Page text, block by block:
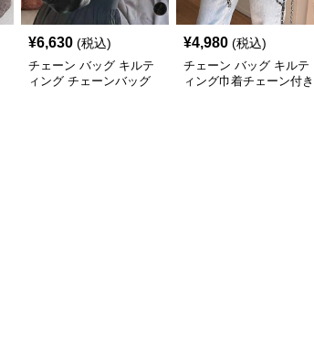
¥6,630 (税込)
チェーン バッグ キルテ
ィング チェーンバッグ
¥4,980 (税込)
チェーン バッグ キルテ
ィング巾着チェーン付き